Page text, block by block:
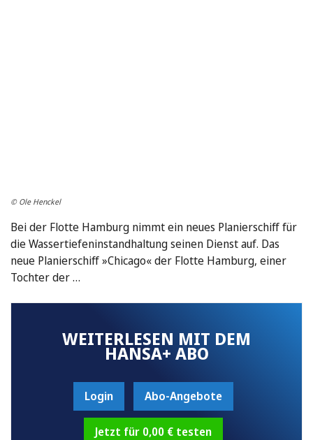
© Ole Henckel
Bei der Flotte Hamburg nimmt ein neues Planierschiff für
die Wassertiefeninstandhaltung seinen Dienst auf. Das
neue Planierschiff »Chicago« der Flotte Hamburg, einer
Tochter der …
WEITERLESEN MIT DEM
HANSA+ ABO
Login Abo-Angebote
Jetzt für 0,00 € testen